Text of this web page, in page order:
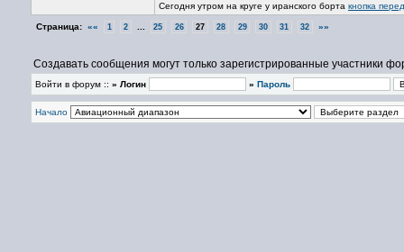
Сегодня утром на круге у иранского борта кнопка
Страница: «« 1 2 25 26 27 28 29 30 31 32 »»
Создавать сообщения могут только зарегистрированные участники
Войти в форум :: » Логин » Пароль
Начало